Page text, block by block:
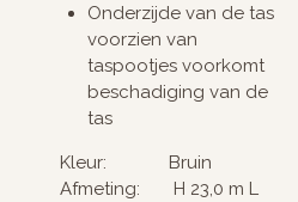
Onderzijde van de tas
voorzien van
taspootjes voorkomt
beschadiging van de
tas
Kleur: Bruin
Afmeting: H 23,0 m L